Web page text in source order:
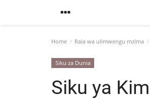
Home Raia wa ulimwengu mzima
Siku za Dunia
Siku ya